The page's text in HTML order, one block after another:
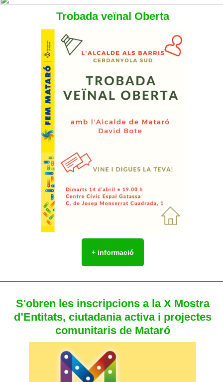
Trobada veïnal Oberta
+ informació
S'obren les inscripcions a la X Mostra
d’Entitats, ciutadania activa i projectes
comunitaris de Mataró